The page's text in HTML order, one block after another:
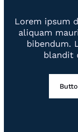
Lorem ipsum
aliquam
bibendum.
blandit